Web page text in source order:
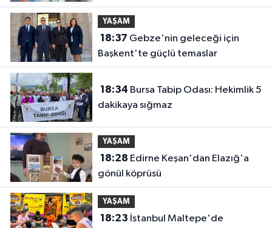
YAŞAM
18:37
Başkent'te güçlü temaslar
18:34
dakikaya sığmaz
YAŞAM
18:28
gönül köprüsü
YAŞAM
18:23